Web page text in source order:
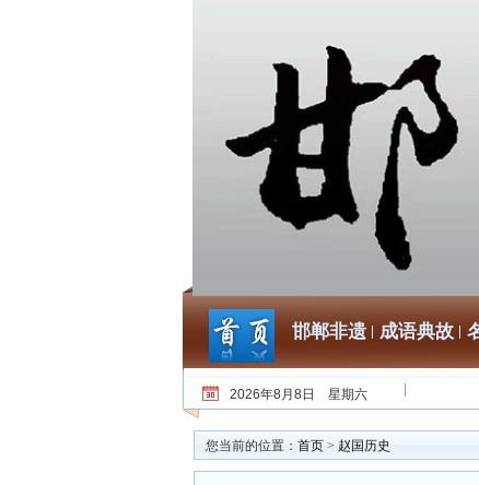
邯郸非遗 成语典故
2026年8月8日 星期六
您当前的位置： 首页 > 赵国历史